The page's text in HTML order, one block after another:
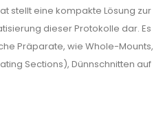
stellt eine kompakte Lösung zur
dieser Protokolle dar. Es
Präparate, wie Whole-Mounts,
Sections), Dünnschnitten auf